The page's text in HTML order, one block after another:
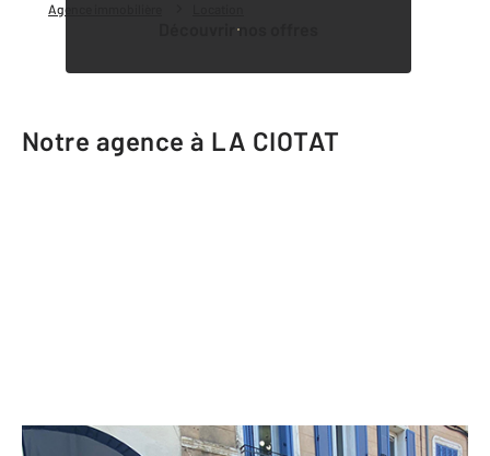
Agence immobilière
Découvrir nos offres
Notre agence à LA CIOTAT